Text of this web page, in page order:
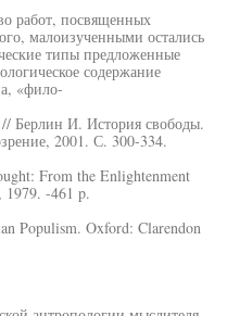
работ, посвященных
малоизученными остались
типы предложенные
содержание
«фило-
Берлин И. История свободы.
2001. С. 300-334.
From the Enlightenment
1979. -461 p.
Populism. Oxford: Clarendon